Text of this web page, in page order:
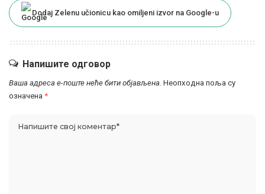
Dodaj Zelenu učionicu kao omiljeni izvor na Google-u
Напишите одговор
Ваша адреса е-поште неће бити објављена. Неопходна поља су
означена *